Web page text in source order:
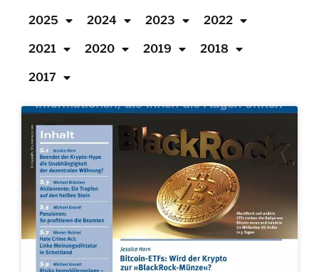
2025 2024 2023 2022
2021 2020 2019 2018
2017